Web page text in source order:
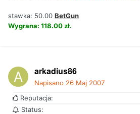
stawka: 50.00 BetGun
Wygrana: 118.00 zł.
arkadius86
Napisano 26 Maj 2007
Reputacja:
Status: